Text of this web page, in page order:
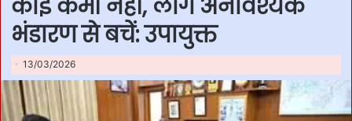
कोई कमी नहीं, लोग अनावश्यक
भंडारण से बचें: उपायुक्त
13/03/2026